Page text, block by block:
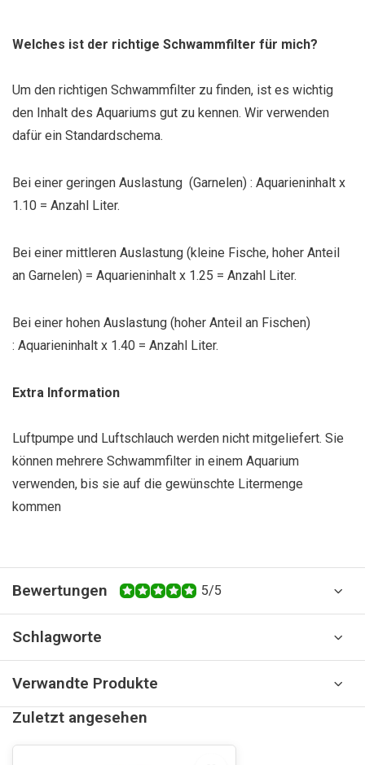
Welches ist der richtige Schwammfilter für mich?
Um den richtigen Schwammfilter zu finden, ist es wichtig
den Inhalt des Aquariums gut zu kennen. Wir verwenden
dafür ein Standardschema.
Bei einer geringen Auslastung (Garnelen) : Aquarieninhalt x
1.10 = Anzahl Liter.
Bei einer mittleren Auslastung (kleine Fische, hoher Anteil
an Garnelen) = Aquarieninhalt x 1.25 = Anzahl Liter.
Bei einer hohen Auslastung (hoher Anteil an Fischen)
: Aquarieninhalt x 1.40 = Anzahl Liter.
Extra Information
Luftpumpe und Luftschlauch werden nicht mitgeliefert. Sie
können mehrere Schwammfilter in einem Aquarium
verwenden, bis sie auf die gewünschte Litermenge
kommen
Bewertungen 5/5
Schlagworte
Verwandte Produkte
Zuletzt angesehen